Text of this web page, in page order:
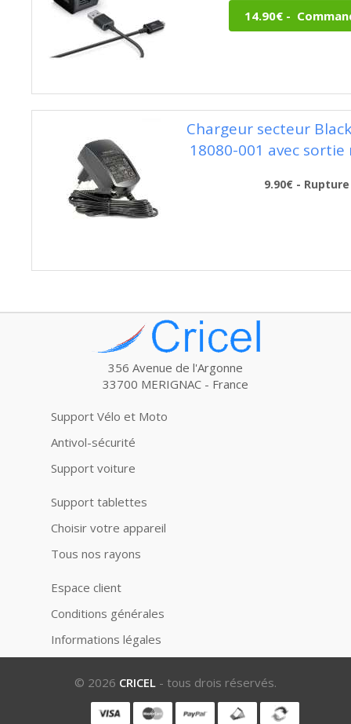
Chargeur secteur
18080-001 avec sortie
9.90€ - Rupture
356 Avenue de l'Argonne
33700 MERIGNAC - France
Support Vélo et Moto
Antivol-sécurité
Support voiture
Support tablettes
Choisir votre appareil
Tous nos rayons
Espace client
Conditions générales
Informations légales
© 2026 CRICEL - tous drois réservés.